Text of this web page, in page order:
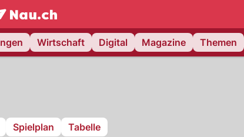
NAU.ch
Wirtschaft Digital Magazine Themen
Spielplan Tabelle